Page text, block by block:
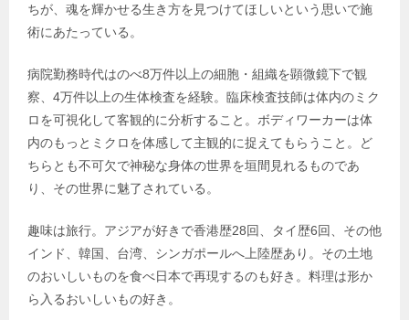
ちが、魂を輝かせる生き方を見つけてほしいという思いで施
術にあたっている。
病院勤務時代はのべ8万件以上の細胞・組織を顕微鏡下で観
察、4万件以上の生体検査を経験。臨床検査技師は体内のミク
ロを可視化して客観的に分析すること。ボディワーカーは体
内のもっとミクロを体感して主観的に捉えてもらうこと。ど
ちらとも不可欠で神秘な身体の世界を垣間見れるものであ
り、その世界に魅了されている。
趣味は旅行。アジアが好きで香港歴28回、タイ歴6回、その他
インド、韓国、台湾、シンガポールへ上陸歴あり。その土地
のおいしいものを食べ日本で再現するのも好き。料理は形か
ら入るおいしいもの好き。